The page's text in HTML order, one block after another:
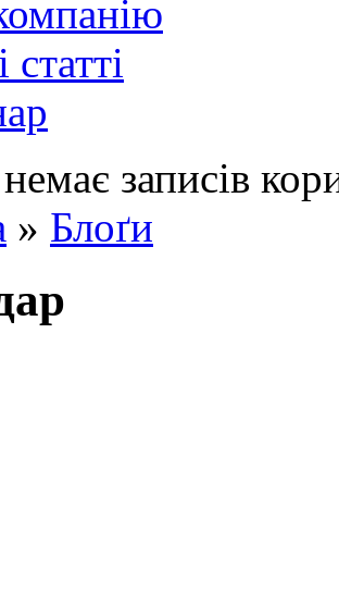
статті
про станзаписів
» Блоґи